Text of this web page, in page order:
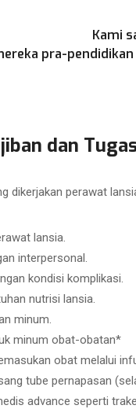
Kami
pra-
dan
dikerjakan perawat
lansia.
interpersonal.
kondisi komplikasi.
nutrisi lansia.
minum.
minum obat-obatan*
obat melalui
tube pernapasan
advance seperti